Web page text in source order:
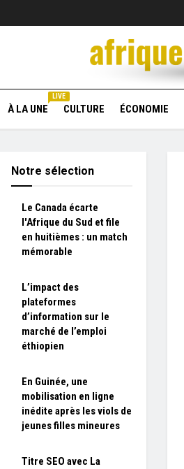
À LA UNE
LIVE
CULTURE ÉCONOMIE
Notre sélection
Le Canada écarte
l'Afrique du Sud et file
en huitièmes : un match
mémorable
L’impact des
plateformes
d’information sur le
marché de l’emploi
éthiopien
En Guinée, une
mobilisation en ligne
inédite après les viols de
jeunes filles mineures
Titre SEO avec La